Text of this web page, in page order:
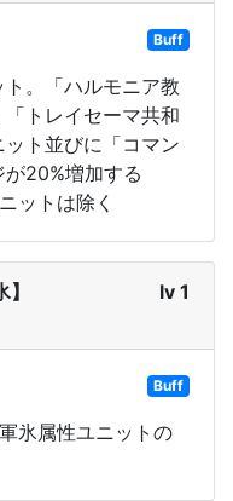
Buff
。「ハルモニア教
トレイセーマ共和
ト並びに「コマン
が20%増加する
ットは除く
lv 1
Buff
氷属性ユニットの